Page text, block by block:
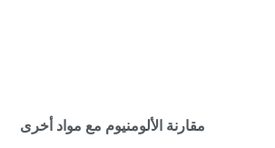
مقارنة الألومنيوم مع مواد أخرى